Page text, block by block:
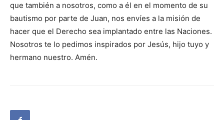
que también a nosotros, como a él en el momento de su
bautismo por parte de Juan, nos envíes a la misión de
hacer que el Derecho sea implantado entre las Naciones.
Nosotros te lo pedimos inspirados por Jesús, hijo tuyo y
hermano nuestro. Amén.